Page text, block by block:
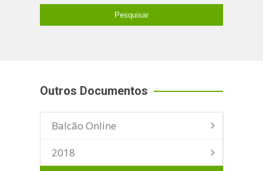
Outros Documentos
Balcão Online
2018